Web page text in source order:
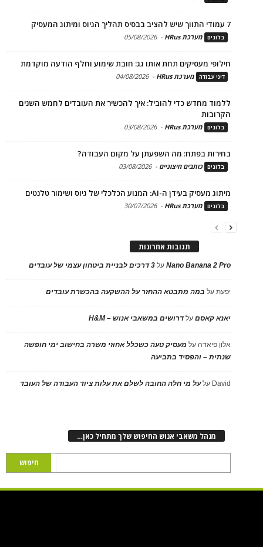
7 עמודי התווך שיש להציב בבסיס תהליך הגיוס ומיתוג המעסיק
בלוגים מערכת HRus -
05/08/2026
חילופי מעסיקים תחת אותו גג: חובת שימוע וחלף הודעה מוקדמת
דיני עבודה מערכת HRus -
04/08/2026
ללמוד מחדש כדי להוביל: איך להכשיר את העובדים לחמש השנים
הקרובות
בלוגים מערכת HRus -
03/08/2026
בחירות בפתח: מה השפעתן על מקום העבודה?
בלוגים כותבים חיצוניים -
03/08/2026
מיתוג מעסיק בעידן ה-AI: המנוע הכלכלי של גיוס ושימור טלנטים
בלוגים מערכת HRus -
30/07/2026
תגובות אחרונות
Nano Banana 2 Proעל 3 דרכים לבניית ביטחון עצמי של עובדים
יפעתעל במה מתבטא ההחזר על ההשקעה בהכשרת עובדים
יאנא קאסםעלדרושים במשאבי אנוש – H&M
אלון פיאדה על מעסיק טעה כשכלל אחוזי משרה בחישוב ימי חופשה
שנתית – והפסיד בתביעה
David עלעל מי חלה החובה לשלם את עלות ציוד העבודה של העובד
מנהל משאבי אנוש החיפוש שלך מתחיל כאן…